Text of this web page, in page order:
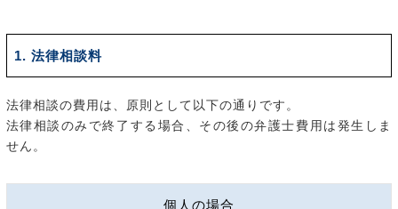
1. 法律相談料
法律相談の費用は、原則として以下の通りです。
法律相談のみで終了する場合、その後の弁護士費用は発生しま
せん。
個人の場合